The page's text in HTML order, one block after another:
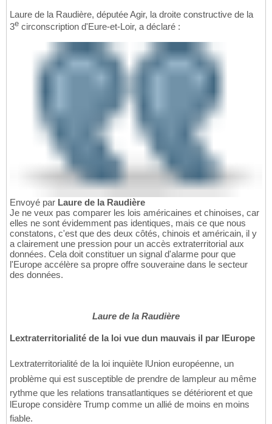
Laure de la Raudière, députée Agir, la droite constructive de la
3e circonscription d'Eure-et-Loir, a déclaré :
Envoyé par Laure de la Raudière
Je ne veux pas comparer les lois américaines et chinoises, car
elles ne sont évidemment pas identiques, mais ce que nous
constatons, c'est que des deux côtés, chinois et américain, il y
a clairement une pression pour un accès extraterritorial aux
données. Cela doit constituer un signal d'alarme pour que
l'Europe accélère sa propre offre souveraine dans le secteur
des données.
Laure de la Raudière
Lextraterritorialité de la loi vue dun mauvais il par lEurope
Lextraterritorialité de la loi inquiète lUnion européenne, un
problème qui est susceptible de prendre de lampleur au même
rythme que les relations transatlantiques se détériorent et que
lEurope considère Trump comme un allié de moins en moins
fiable.